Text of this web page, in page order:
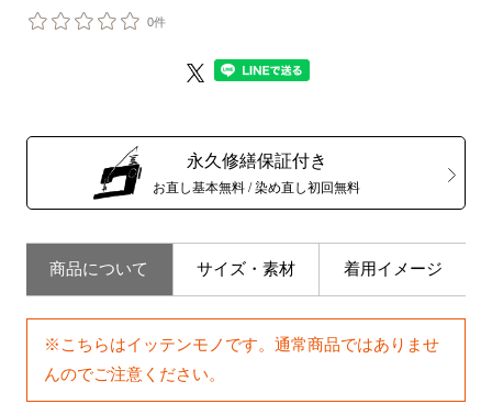
0件
永久修繕保証付き
お直し基本無料 / 染め直し初回無料
商品について サイズ・素材 着用イメージ
※こちらはイッテンモノです。通常商品ではありませ
んのでご注意ください。